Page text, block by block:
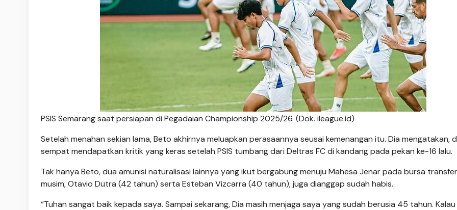
PSIS Semarang saat persiapan di Pegadaian Championship 2025/26. (Dok. ileague.id)
Setelah menahan sekian lama, Beto akhirnya meluapkan perasaannya seusai kemenangan itu. Dia mengatakan,
sempat mendapatkan kritik yang keras setelah PSIS tumbang dari Deltras FC di kandang pada pekan ke-16 lalu.
Tak hanya Beto, dua amunisi naturalisasi lainnya yang ikut bergabung menuju Mahesa Jenar pada bursa
musim, Otavio Dutra (42 tahun) serta Esteban Vizcarra (40 tahun), juga dianggap sudah habis.
“Tuhan sangat baik kepada saya. Sampai sekarang, Dia masih menjaga saya yang sudah berusia 45 tahun. Kalau